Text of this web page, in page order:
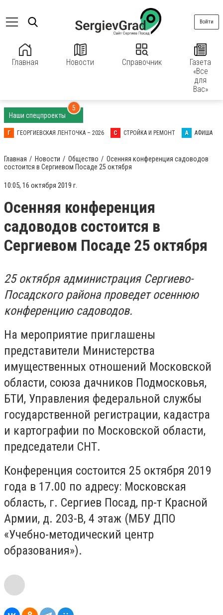
Главная Новости Справочник
Газета
«Все
для
Вас»
Войти
Наши спецпроекты
5
Г ГЕОРГИЕВСКАЯ ЛЕНТОЧКА – 2026 С СТРОЙКА И РЕМОНТ А АФИША
Главная Новости Общество
Осенняя конференция садоводов
состоится в Сергиевом Посаде 25 октября
10:05, 16 октября 2019 г.
Осенняя конференция
садоводов состоится в
Сергиевом Посаде 25 октября
25 октября администрация Сергиево-
Посадского района проведет осеннюю
конференцию садоводов.
На мероприятие приглашены
представители Министерства
имущественных отношений Московской
области, союза дачников Подмосковья,
БТИ, Управления федеральной службы
государственной регистрации, кадастра
и картографии по Московской области,
председатели СНТ.
Конференция состоится 25 октября 2019
года в 17.00 по адресу: Московская
область, г. Сергиев Посад, пр-т Красной
Армии, д. 203-В, 4 этаж (МБУ ДПО
«Учебно-методический центр
образования»).